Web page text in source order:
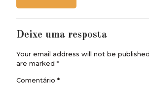
Deixe uma resposta
Your email address will not be
are marked *
Comentário *